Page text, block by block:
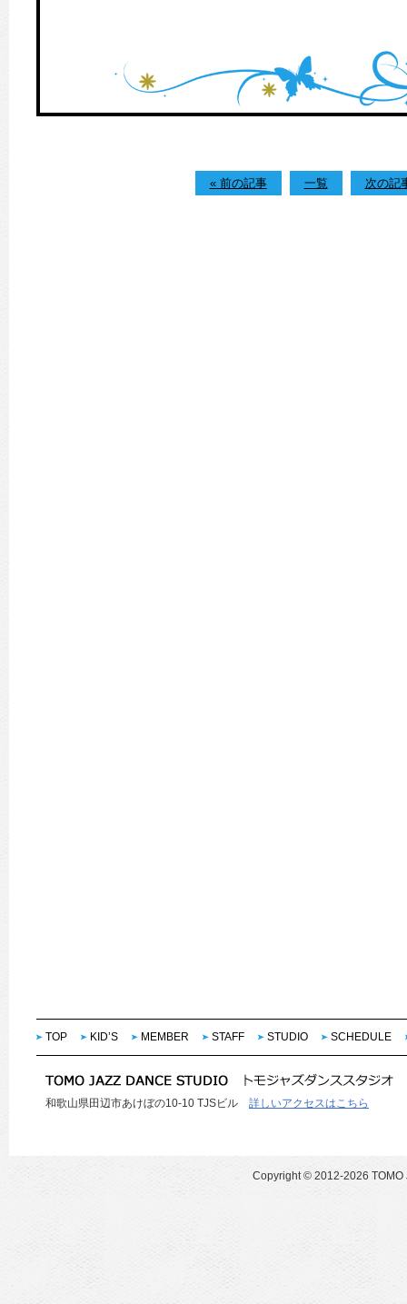
« 前の記事 一覧 次の記
TOP KID’S MEMBER STAFF STUDIO SCHEDULE
和歌山県田辺市あけぼの10-10 TJSビル 詳しいアクセスはこちら
Copyright © 2012-2026 TOMO